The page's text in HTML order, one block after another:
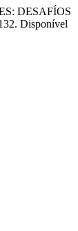
DESAFÍOS
Disponível